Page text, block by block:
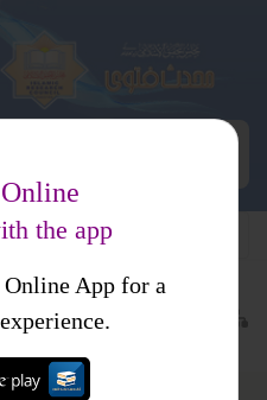
قرآن اور علوم قرآن احکام و
the app
App for a